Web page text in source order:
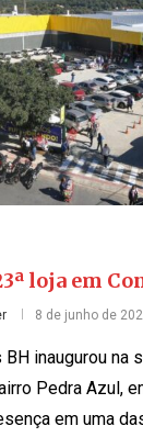
loja em
8 de junho de
inaugurou na
Pedra Azul,
em uma